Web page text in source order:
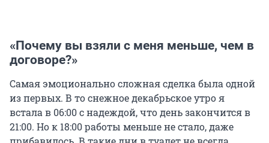
«Почему вы взяли с меня меньше, чем в
договоре?»
Самая эмоционально сложная сделка была одной
из первых. В то снежное декабрьское утро я
встала в 06:00 с надеждой, что день закончится в
21:00. Но к 18:00 работы меньше не стало, даже